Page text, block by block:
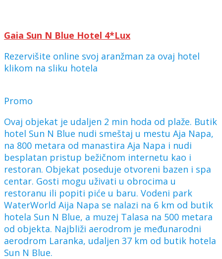
Gaia Sun N Blue Hotel 4*Lux
Rezervišite online svoj aranžman za ovaj hotel
klikom na sliku hotela
Promo
Ovaj objekat je udaljen 2 min hoda od plaže. Butik
hotel Sun N Blue nudi smeštaj u mestu Aja Napa,
na 800 metara od manastira Aja Napa i nudi
besplatan pristup bežičnom internetu kao i
restoran. Objekat poseduje otvoreni bazen i spa
centar. Gosti mogu uživati u obrocima u
restoranu ili popiti piće u baru. Vodeni park
WaterWorld Aija Napa se nalazi na 6 km od butik
hotela Sun N Blue, a muzej Talasa na 500 metara
od objekta. Najbliži aerodrom je međunarodni
aerodrom Laranka, udaljen 37 km od butik hotela
Sun N Blue.